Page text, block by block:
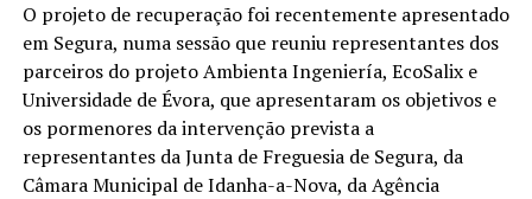
O projeto de recuperação foi recentemente apresentado
em Segura, numa sessão que reuniu representantes dos
parceiros do projeto Ambienta Ingeniería, EcoSalix e
Universidade de Évora, que apresentaram os objetivos e
os pormenores da intervenção prevista a
representantes da Junta de Freguesia de Segura, da
Câmara Municipal de Idanha-a-Nova, da Agência